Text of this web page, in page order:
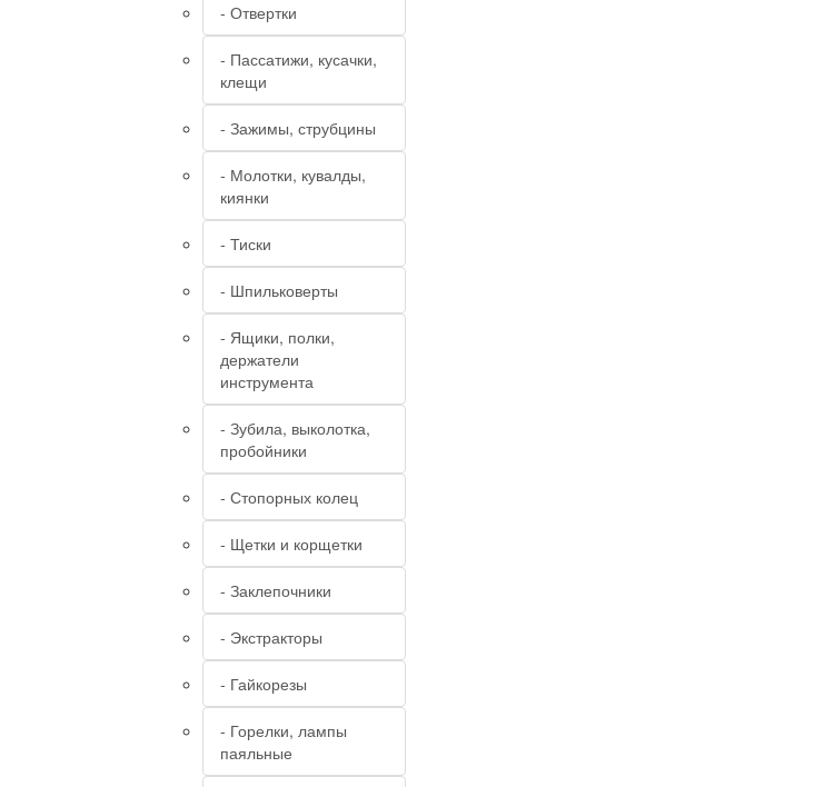
- Отвертки
- Пассатижи, кусачки,
клещи
- Зажимы, струбцины
- Молотки, кувалды,
киянки
- Тиски
- Шпильковерты
- Ящики, полки,
держатели
инструмента
- Зубила, выколотка,
пробойники
- Стопорных колец
- Щетки и корщетки
- Заклепочники
- Экстракторы
- Гайкорезы
- Горелки, лампы
паяльные